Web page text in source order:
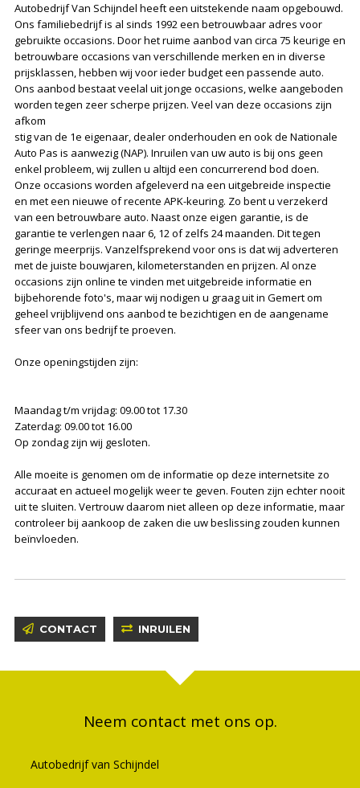
Autobedrijf Van Schijndel heeft een uitstekende naam opgebouwd.
Ons familiebedrijf is al sinds 1992 een betrouwbaar adres voor
gebruikte occasions. Door het ruime aanbod van circa 75 keurige en
betrouwbare occasions van verschillende merken en in diverse
prijsklassen, hebben wij voor ieder budget een passende auto.
Ons aanbod bestaat veelal uit jonge occasions, welke aangeboden
worden tegen zeer scherpe prijzen. Veel van deze occasions zijn
afkom
stig van de 1e eigenaar, dealer onderhouden en ook de Nationale
Auto Pas is aanwezig (NAP). Inruilen van uw auto is bij ons geen
enkel probleem, wij zullen u altijd een concurrerend bod doen.
Onze occasions worden afgeleverd na een uitgebreide inspectie
en met een nieuwe of recente APK-keuring. Zo bent u verzekerd
van een betrouwbare auto. Naast onze eigen garantie, is de
garantie te verlengen naar 6, 12 of zelfs 24 maanden. Dit tegen
geringe meerprijs. Vanzelfsprekend voor ons is dat wij adverteren
met de juiste bouwjaren, kilometerstanden en prijzen. Al onze
occasions zijn online te vinden met uitgebreide informatie en
bijbehorende foto's, maar wij nodigen u graag uit in Gemert om
geheel vrijblijvend ons aanbod te bezichtigen en de aangename
sfeer van ons bedrijf te proeven.
Onze openingstijden zijn:
Maandag t/m vrijdag: 09.00 tot 17.30
Zaterdag: 09.00 tot 16.00
Op zondag zijn wij gesloten.
Alle moeite is genomen om de informatie op deze internetsite zo
accuraat en actueel mogelijk weer te geven. Fouten zijn echter nooit
uit te sluiten. Vertrouw daarom niet alleen op deze informatie, maar
controleer bij aankoop de zaken die uw beslissing zouden kunnen
beïnvloeden.
CONTACT INRUILEN
Neem contact met ons op.
Autobedrijf van Schijndel